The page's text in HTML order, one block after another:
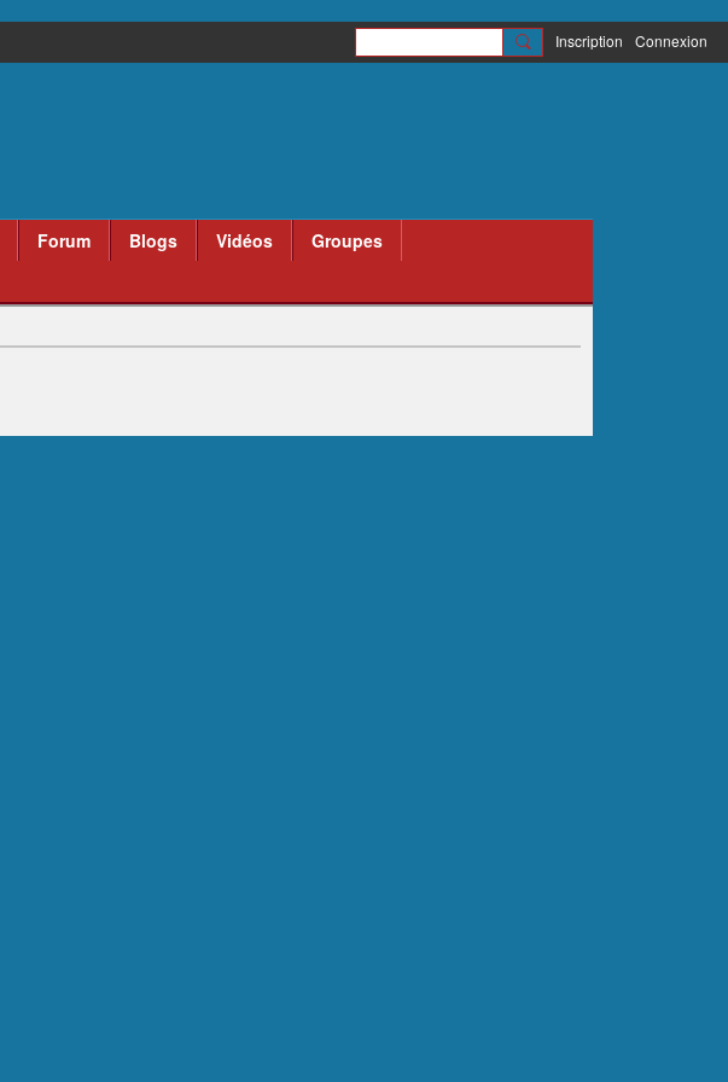
Inscription Connexion
Forum Blogs Vidéos
Groupes